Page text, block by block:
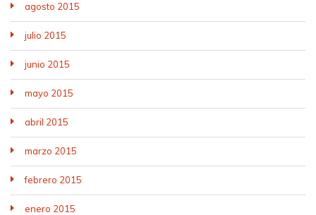
agosto 2015
julio 2015
junio 2015
mayo 2015
abril 2015
marzo 2015
febrero 2015
enero 2015